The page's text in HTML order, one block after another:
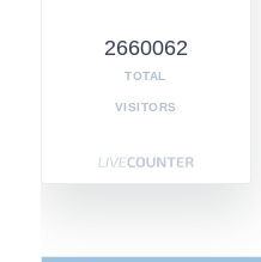
2660062
TOTAL
VISITORS